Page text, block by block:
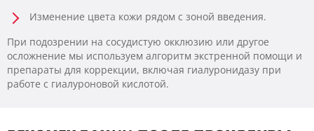
Изменение цвета кожи рядом с зоной введения.
При подозрении на сосудистую окклюзию или другое
осложнение мы используем алгоритм экстренной помощи и
препараты для коррекции, включая гиалуронидазу при
работе с гиалуроновой кислотой.